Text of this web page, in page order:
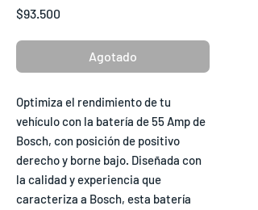
$93.500
Agotado
Optimiza el rendimiento de tu
vehículo con la batería de 55 Amp de
Bosch, con posición de positivo
derecho y borne bajo. Diseñada con
la calidad y experiencia que
caracteriza a Bosch, esta batería